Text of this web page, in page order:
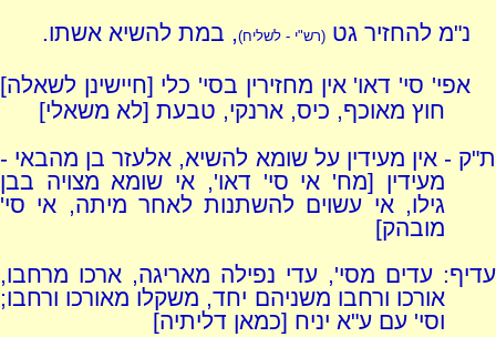
נ"מ להחזיר גט(רש"י - לשליח), במת להשיא אשתו.
אפי' סי' דאו' אין מחזירין בסי' כלי [חיישינן לשאלה]
חוץ מאוכף, כיס, ארנקי, טבעת [לא משאלי]
ת"ק - אין מעידין על שומא להשיא, אלעזר בן מהבאי -
מעידין [מח' אי סי' דאו', אי שומא מצויה בבן
גילו, אי עשוים להשתנות לאחר מיתה, אי סי'
מובהק]
עדיף: עדים מסי', עדי נפילה מאריגה, ארכו מרחבו,
אורכו ורחבו משניהם יחד, משקלו מאורכו ורחבו;
וסי' עם ע"א יניח [כמאן דליתיה]